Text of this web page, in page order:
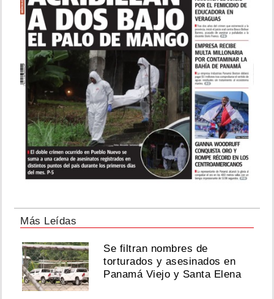
Más Leídas
Se filtran nombres de
torturados y asesinados en
Panamá Viejo y Santa Elena